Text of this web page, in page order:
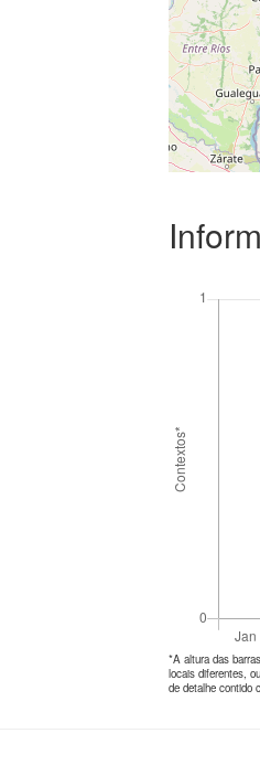
*A altura das
locais diferentes,
de detalhe contido